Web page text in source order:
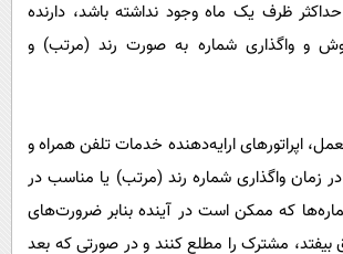
ظرف یک ماه وجود نداشته باشد، دارنده
و واگذاری شماره به صورت رند (مرتب) و
اپراتورهای ارایه‌دهنده خدمات تلفن همراه و
زمان واگذاری شماره رند (مرتب) یا مناسب‌ در
که ممکن است در آینده‌ بنابر ضرورت‌های
بیفتد، مشترک را مطلع کنند و در صورتی که بعد